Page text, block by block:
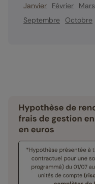
Janvier Février Mars
Septembre
Octobre